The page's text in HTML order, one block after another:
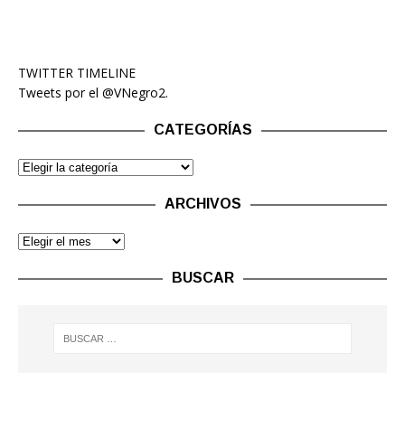
TWITTER TIMELINE
Tweets por el @VNegro2.
CATEGORÍAS
ARCHIVOS
BUSCAR